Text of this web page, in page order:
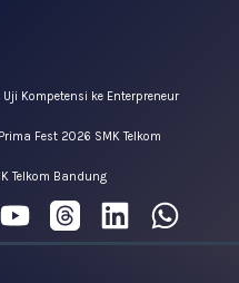
Kompetensi ke Enterpreneur
Fest 2026 SMK Telkom
Telkom Bandung